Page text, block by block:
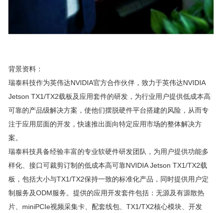
背景资料：
瑞泰科技作为英伟达NVIDIA官方合作伙伴，致力于英伟达NVIDIA
Jetson TX1/TX2载板及应用套件的研发，为行业用户提供低成本高
可靠的产品级解决方案，使他们摆脱硬件平台搭建的风险，从而专
注于应用层面的开发，快速推出面向特定应用市场的整体解决方
案。
瑞泰科技具备经验丰富的专业软硬件研发团队，为用户提供功能多
样化、接口可裁剪订制的低成本高可靠NVIDIA Jetson TX1/TX2载
板，包括大小与TX1/TX2保持一致的标准化产品，同时提供用户定
制服务及ODM服务。提供的应用开发套件包括：无源及有源散热
片、miniPCIe视频采集卡、配套线包、TX1/TX2核心模块、开发